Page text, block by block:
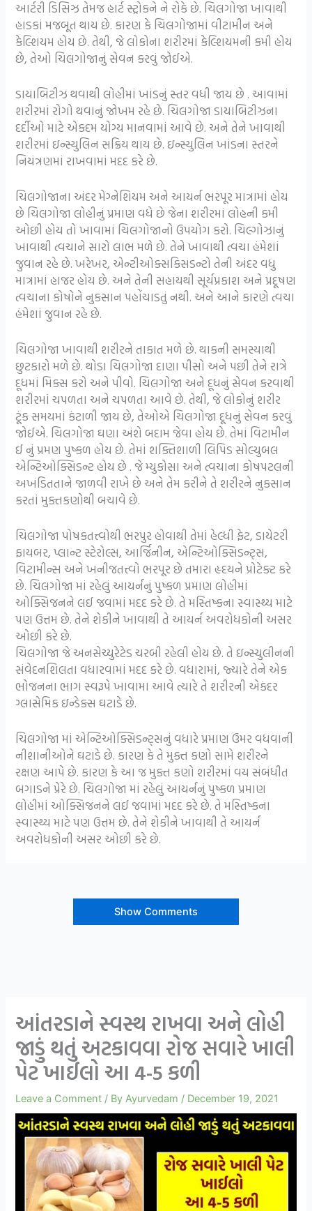
આર્ટરી ડિસિઝ તેમજ હાર્ટ સ્ટ્રોકને ને રોકે છે. ચિલગોજા ખાવાથી
હાડકાં મજબૂત થાય છે. કારણ કે ચિલગોજામાં વીટામીન અને
કેલ્શિયમ હોય છે. તેથી, જે લોકોના શરીરમાં કેલ્શિયમની કમી હોય
છે, તેઓ ચિલગોજાનું સેવન કરવું જોઈએ.
ડાયાબિટીઝ થવાથી લોહીમાં ખાંડનું સ્તર વધી જાય છે . આવામાં
શરીરમાં રોગો થવાનું જોખમ રહે છે. ચિલગોજા ડાયાબિટીઝના
દર્દીઓ માટે એકદમ યોગ્ય માનવામાં આવે છે. અને તેને ખાવાથી
શરીરમાં ઇન્સ્યુલિન સક્રિય થાય છે. ઇન્સ્યુલિન ખાંડના સ્તરને
નિયંત્રણમાં રાખવામાં મદદ કરે છે.
ચિલગોજાના અંદર મેગ્નેશિયમ અને આયર્ન ભરપૂર માત્રામાં હોય
છે ચિલગોજા લોહીનું પ્રમાણ વધે છે જેના શરીરમાં લોહની કમી
ઓછી હોય તો ખાવામાં ચિલગોજાનો ઉપયોગ કરો. ચિલ્ગોઝાનું
ખાવાથી ત્વચાને સારો લાભ મળે છે. તેને ખાવાથી ત્વચા હંમેશાં
જુવાન રહે છે. ખરેખર, એન્ટીઓક્સકિસડન્ટો તેની અંદર વધુ
માત્રામાં હાજર હોય છે. અને તેની સહાયથી સૂર્યપ્રકાશ અને પ્રદૂષણ
ત્વચાના કોષોને નુકસાન પહોંચાડતું નથી. અને આને કારણે ત્વચા
હંમેશાં જુવાન રહે છે.
ચિલગોજા ખાવાથી શરીરને તાકાત મળે છે. થાકની સમસ્યાથી
છુટકારો મળે છે. થોડા ચિલગોજા દાણા પીસો અને પછી તેને રાત્રે
દૂધમાં મિક્સ કરો અને પીવો. ચિલગોજા અને દૂધનું સેવન કરવાથી
શરીરમાં ચપળતા અને ચપળતા આવે છે. તેથી, જે લોકોનું શરીર
ટૂંક સમયમાં કંટાળી જાય છે, તેઓએ ચિલગોજા દૂધનું સેવન કરવું
જોઈએ. ચિલગોજા ઘણા અંશે બદામ જેવા હોય છે. તેમાં વિટામીન
ઈ નું પ્રમણ પુષ્કળ હોય છે. તેમાં શક્તિશાળી લિપિડ સોલ્યુબલ
એન્ટિઓક્સિડન્ટ હોય છે . જે મ્યુકોસા અને ત્વચાના કોષપટલની
અખંડિતતાને જાળવી રાખે છે અને તેમ કરીને તે શરીરને નુકસાન
કરતાં મુક્તકણોથી બચાવે છે.
ચિલગોજા પોષકતત્ત્વોથી ભરપુર હોવાથી તેમાં હેલ્ધી ફેટ, ડાયેટરી
ફાયબર, પ્લાન્ટ સ્ટેરોલ્સ, આર્જિનીન, એન્ટિઓક્સિડન્ટ્સ,
વિટામીન્સ અને ખનીજતત્ત્વો ભરપૂર છે તમારા હૃદયને પ્રોટેક્ટ કરે
છે. ચિલગોજા માં રહેલું આયર્નનું પુષ્કળ પ્રમાણ લોહીમાં
ઓક્સિજનને લઈ જવામાં મદદ કરે છે. તે મસ્તિષ્કના સ્વાસ્થ્ય માટે
પણ ઉત્તમ છે. તેને શેકીને ખાવાથી તે આયર્ન અવરોધકોની અસર
ઓછી કરે છે.
ચિલગોજા જે અનસેચ્યુરેટેડ ચરબી રહેલી હોય છે. તે ઇન્સ્યુલીનની
સંવેદનશિલતા વધારવામાં મદદ કરે છે. વધારામાં, જ્યારે તેને એક
ભોજનના ભાગ સ્વરૂપે ખાવામા આવે ત્યારે તે શરીરની એકંદર
ગ્લાસેમિક ઇન્ડેક્સ ઘટાડે છે.
ચિલગોજા માં એન્ટિઓક્સિડન્ટ્સનું વધારે પ્રમાણ ઉંમર વધવાની
નીશાનીઓને ઘટાડે છે. કારણ કે તે મુક્ત કણો સામે શરીરને
રક્ષણ આપે છે. કારણ કે આ જ મુક્ત કણો શરીરમાં વય સંબંધીત
બગાડને પ્રેરે છે. ચિલગોજા માં રહેલું આયર્નનું પુષ્કળ પ્રમાણ
લોહીમાં ઓક્સિજનને લઈ જવામાં મદદ કરે છે. તે મસ્તિષ્કના
સ્વાસ્થ્ય માટે પણ ઉત્તમ છે. તેને શેકીને ખાવાથી તે આયર્ન
અવરોધકોની અસર ઓછી કરે છે.
Show Comments
આંતરડાને સ્વસ્થ રાખવા અને લોહી
જાડું થતું અટકાવવા રોજ સવારે ખાલી
પેટ ખાઈલો આ 4-5 કળી
Leave a Comment / ByAyurvedam / December 19, 2021